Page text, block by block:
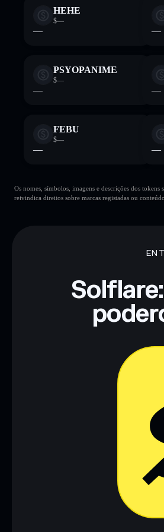
HEHE
$—
— —
PSYOPANIME
$—
— —
FEBU
$—
— —
Os nomes, símbolos, imagens e descrições dos
reivindica direitos sobre marcas registadas ou